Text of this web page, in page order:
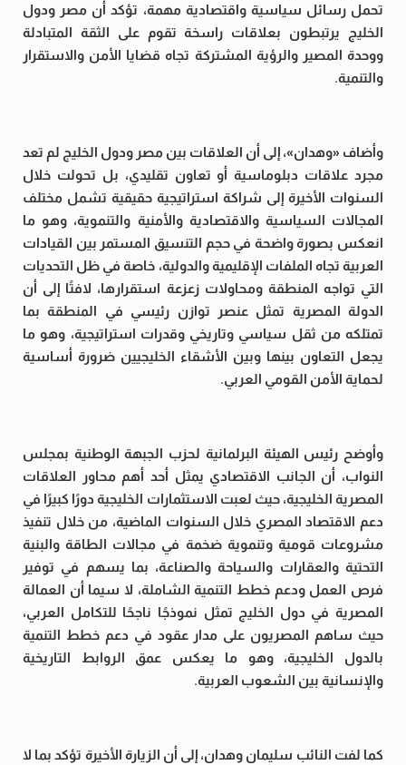
تحمل رسائل سياسية واقتصادية مهمة، تؤكد أن مصر ودول
الخليج يرتبطون بعلاقات راسخة تقوم على الثقة المتبادلة
ووحدة المصير والرؤية المشتركة تجاه قضايا الأمن والاستقرار
والتنمية.
وأضاف «وهدان»، إلى أن العلاقات بين مصر ودول الخليج لم تعد
مجرد علاقات دبلوماسية أو تعاون تقليدي، بل تحولت خلال
السنوات الأخيرة إلى شراكة استراتيجية حقيقية تشمل مختلف
المجالات السياسية والاقتصادية والأمنية والتنموية، وهو ما
انعكس بصورة واضحة في حجم التنسيق المستمر بين القيادات
العربية تجاه الملفات الإقليمية والدولية، خاصة في ظل التحديات
التي تواجه المنطقة ومحاولات زعزعة استقرارها، لافتًا إلى أن
الدولة المصرية تمثل عنصر توازن رئيسي في المنطقة بما
تمتلكه من ثقل سياسي وتاريخي وقدرات استراتيجية، وهو ما
يجعل التعاون بينها وبين الأشقاء الخليجيين ضرورة أساسية
لحماية الأمن القومي العربي.
وأوضح رئيس الهيئة البرلمانية لحزب الجبهة الوطنية بمجلس
النواب، أن الجانب الاقتصادي يمثل أحد أهم محاور العلاقات
المصرية الخليجية، حيث لعبت الاستثمارات الخليجية دورًا كبيرًا في
دعم الاقتصاد المصري خلال السنوات الماضية، من خلال تنفيذ
مشروعات قومية وتنموية ضخمة في مجالات الطاقة والبنية
التحتية والعقارات والسياحة والصناعة، بما يسهم في توفير
فرص العمل ودعم خطط التنمية الشاملة، لا سيما أن العمالة
المصرية في دول الخليج تمثل نموذجًا ناجحًا للتكامل العربي،
حيث ساهم المصريون على مدار عقود في دعم خطط التنمية
بالدول الخليجية، وهو ما يعكس عمق الروابط التاريخية
والإنسانية بين الشعوب العربية.
كما لفت النائب سليمان وهدان، إلى أن الزيارة الأخيرة تؤكد بما لا